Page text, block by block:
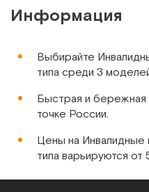
Сообщить
Kuschall Compact,
Kресло-коляска активного
продуманная.
Информация
Выбирайте
типа среди 3
Быстрая и
точке России.
Цены на Инвалидные
типа варьируются